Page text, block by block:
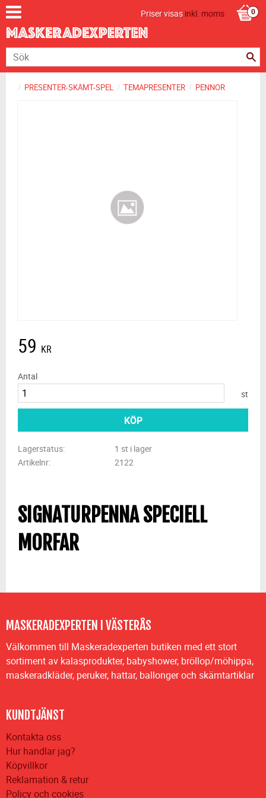
Priser visasinkl. moms
PRESENTER-SKÄMT-SPEL TEMAPRESENTER PENNOR
59 KR
Antal
st
KÖP
Lagerstatus
1 st i lager
Artikelnr
2122
SIGNATURPENNA SPECIELL
MORFAR
MASKERADEXPERTEN I VÄSTERÅS
Välkommen till Maskeradexperten butiken med ett stort
sortiment av kalasprodukter, babyshower, bröllop/möhippa,
maskeradkläder, peruker, hattar, ballonger och skämtartiklar
KUNDTJÄNST
Kontakta oss
Hur handlar jag?
Köpvillkor
Reklamation & retur
Policy och cookies